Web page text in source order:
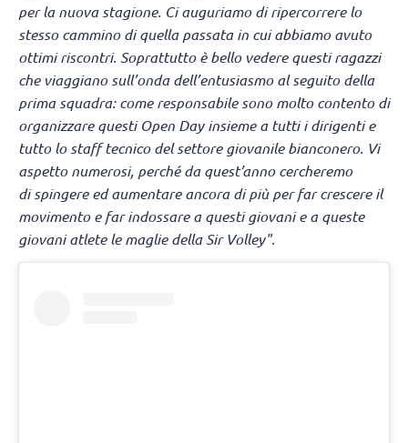
per la nuova stagione. Ci auguriamo di ripercorrere lo
stesso cammino di quella passata in cui abbiamo avuto
ottimi riscontri. Soprattutto è bello vedere questi ragazzi
che viaggiano sull’onda dell’entusiasmo al seguito della
prima squadra: come responsabile sono molto contento di
organizzare questi Open Day insieme a tutti i dirigenti e
tutto lo staff tecnico del settore giovanile bianconero. Vi
aspetto numerosi, perché da quest’anno cercheremo
di spingere ed aumentare ancora di più per far crescere il
movimento e far indossare a questi giovani e a queste
giovani atlete le maglie della Sir Volley".